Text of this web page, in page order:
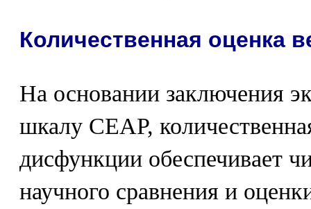
Количественная оценка
На основании заключения
шкалу СЕАР,
дисфункции обеспечивает
научного сравнения и